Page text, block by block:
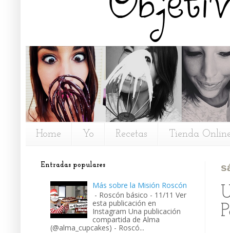
Home Yo Recetas Tienda
Entradas populares
Más sobre la Misión Roscón
- Roscón básico - 11/11 Ver
esta publicación en
Instagram Una publicación
compartida de Alma
(@alma_cupcakes) - Roscó...